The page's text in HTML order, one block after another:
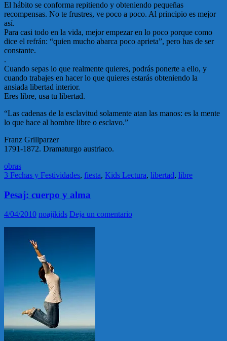
El hábito se conforma repitiendo y obteniendo pequeñas
recompensas. No te frustres, ve poco a poco. Al principio es mejor
así.
Para casi todo en la vida, mejor empezar en lo poco porque como
dice el refrán: “quien mucho abarca poco aprieta”, pero has de ser
constante.
.
Cuando sepas lo que realmente quieres, podrás ponerte a ello, y
cuando trabajes en hacer lo que quieres estarás obteniendo la
ansiada libertad interior.
Eres libre, usa tu libertad.
“Las cadenas de la esclavitud solamente atan las manos: es la mente
lo que hace al hombre libre o esclavo.”
Franz Grillparzer
1791-1872. Dramaturgo austriaco.
obras
3 Fechas y Festividades, fiesta, Kids Lectura, libertad, libre
Pesaj: cuerpo y alma
4/04/2010 noajikids Deja un comentario